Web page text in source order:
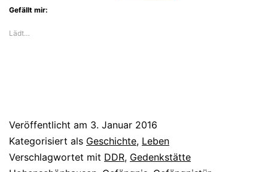
Gefällt mir:
Lädt…
Veröffentlicht am 3. Januar 2016
Kategorisiert als Geschichte, Leben
Verschlagwortet mit DDR, Gedenkstätte